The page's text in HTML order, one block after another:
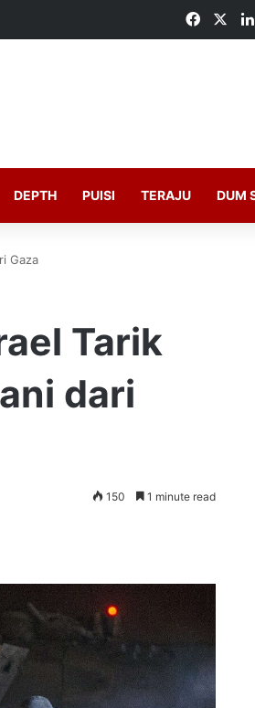
DEPTH PUISI TERAJU DUM
Gaza
Tarik
dari
150 1 minute read